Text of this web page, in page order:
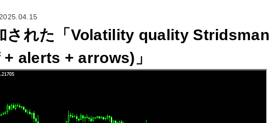
2025.04.15
された「Volatility quality Stridsman
alerts + arrows)」